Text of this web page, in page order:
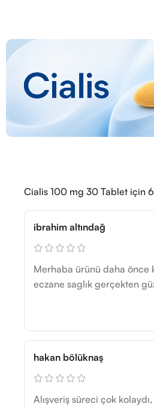
Cialis 100 mg 30 Tablet için
ibrahim altındağ
Merhaba ürünü daha önce
eczane saglık gerçekten
hakan bölüknaş
Alışveriş süreci çok